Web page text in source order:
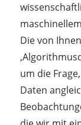
Die von
um die
Daten